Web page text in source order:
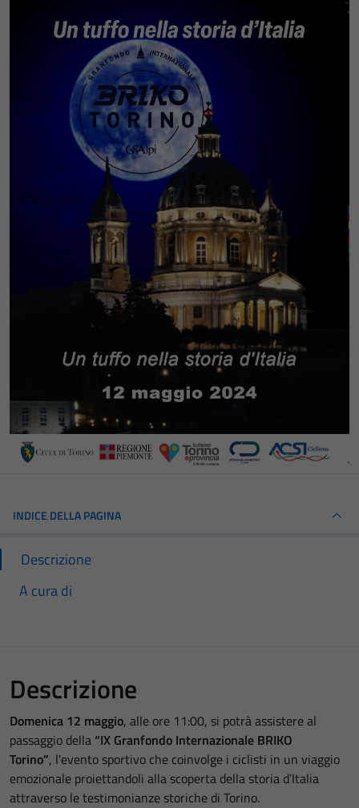
INDICE DELLA PAGINA
Descrizione
A cura di
Descrizione
Domenica 12 maggio, alle ore 11:00, si potrà assistere al
passaggio della “IX Granfondo Internazionale BRIKO
Torino”, l'evento sportivo che coinvolge i ciclisti in un viaggio
emozionale proiettandoli alla scoperta della storia d’Italia
attraverso le testimonianze storiche di Torino.